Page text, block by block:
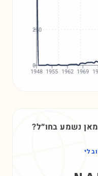
1948 1955 1962 1969
0
250
נשמע בחו״ל?